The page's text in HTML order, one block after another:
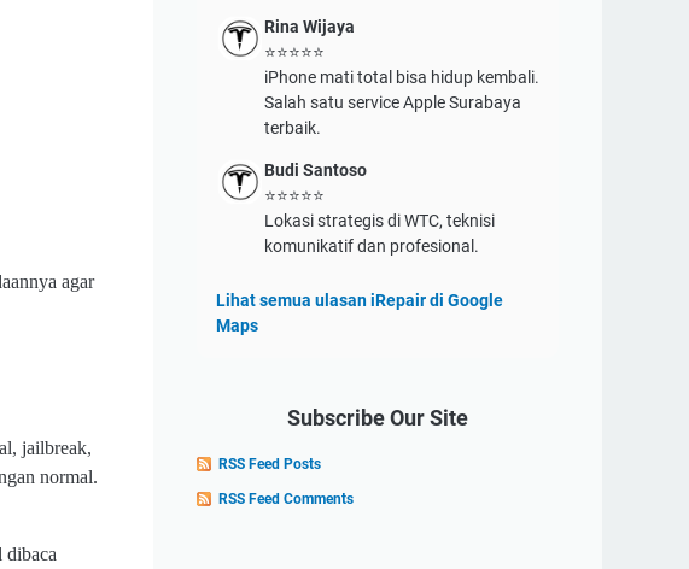
agar
jailbreak,
normal.
dibaca
Rina Wijaya
⭐⭐⭐⭐⭐
iPhone mati total bisa hidup kembali.
Salah satu service Apple Surabaya
terbaik.
Budi Santoso
⭐⭐⭐⭐⭐
Lokasi strategis di WTC, teknisi
komunikatif dan profesional.
Lihat semua ulasan iRepair di Google
Maps
Subscribe Our Site
RSS Feed Posts
RSS Feed Comments